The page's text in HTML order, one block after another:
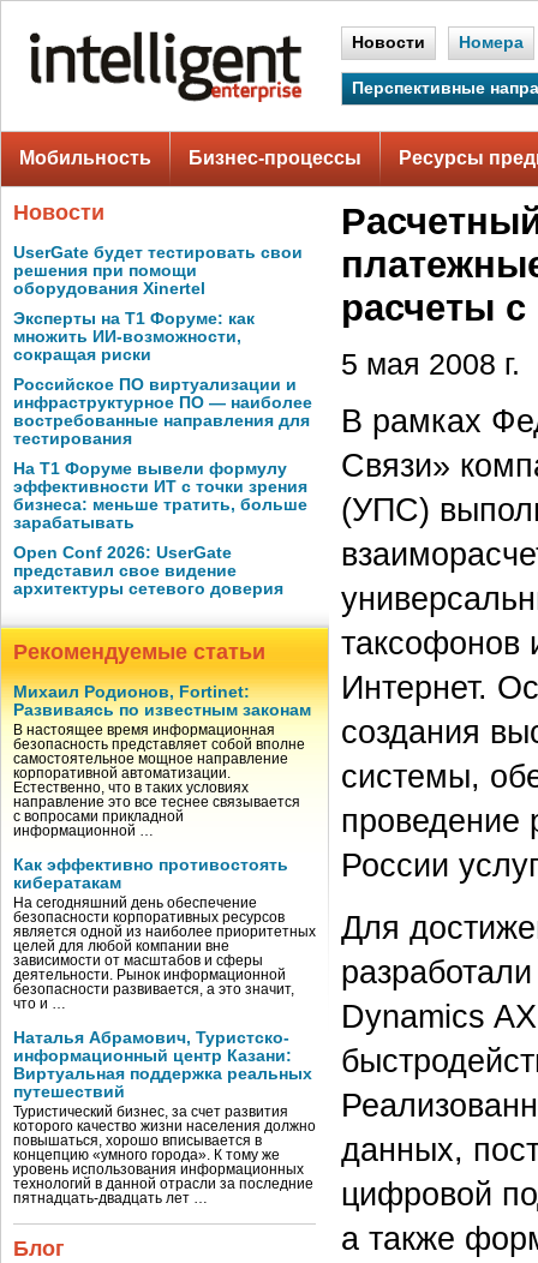
Новости Номера
Перспективные
Мобильность Бизнес-процессы Ресурсы
Новости
UserGate будет тестировать свои
решения при помощи
оборудования Xinertel
Эксперты на Т1 Форуме: как
множить ИИ-возможности,
сокращая риски
Российское ПО виртуализации и
инфраструктурное ПО — наиболее
востребованные направления для
тестирования
На Т1 Форуме вывели формулу
эффективности ИТ с точки зрения
бизнеса: меньше тратить, больше
зарабатывать
Open Conf 2026: UserGate
представил свое видение
архитектуры сетевого доверия
Рекомендуемые статьи
Михаил Родионов, Fortinet:
Развиваясь по известным законам
В настоящее время информационная
безопасность представляет собой вполне
самостоятельное мощное направление
корпоративной автоматизации.
Естественно, что в таких условиях
направление это все теснее связывается
с вопросами прикладной
информационной …
Как эффективно противостоять
кибератакам
На сегодняшний день обеспечение
безопасности корпоративных ресурсов
является одной из наиболее приоритетных
целей для любой компании вне
зависимости от масштабов и сферы
деятельности. Рынок информационной
безопасности развивается, а это значит,
что и …
Наталья Абрамович, Туристско-
информационный центр Казани:
Виртуальная поддержка реальных
путешествий
Туристический бизнес, за счет развития
которого качество жизни населения должно
повышаться, хорошо вписывается в
концепцию «умного города». К тому же
уровень использования информационных
технологий в данной отрасли за последние
пятнадцать-двадцать лет …
Блог
расчеты
5 мая 2008 г.
В рамках
Связи»
(УПС)
таксофонов
Интернет.
создания
системы,
проведение
России
Для
Dynamics
данных,
цифровой
а также